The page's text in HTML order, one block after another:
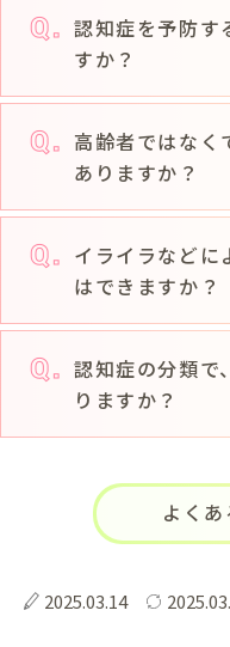
認知症を予防す
すか？
高齢者ではなく
ありますか？
イライラなどに
はできますか？
認知症の分類で
りますか？
よく
2025.03.14